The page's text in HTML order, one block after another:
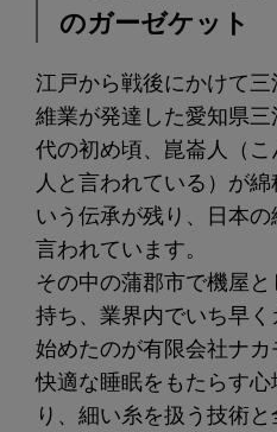
のガーゼケット
江戸から戦後にかけて
維業が発達した愛知県
代の初め頃、崑崙人（
人と言われている）が
いう伝承が残り、日本
言われています。
その中の蒲郡市で機屋
持ち、業界内でいち早
始めたのが有限会社ナカ
快適な睡眠をもたらす
り、細い糸を扱う技術